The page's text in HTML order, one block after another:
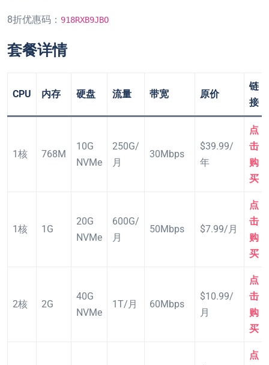
8折优惠码： 918RXB9JBO
套餐详情
CPU 内存 硬盘 流量 带宽 原价
链
接
1核 768M
10G
NVMe
250G/
月
30Mbps
$39.99/
年
点
击
购
买
1核 1G
20G
NVMe
600G/
月
50Mbps $7.99/月
点
击
购
买
2核 2G
40G
NVMe
1T/月 60Mbps
$10.99/
月
点
击
购
买
点